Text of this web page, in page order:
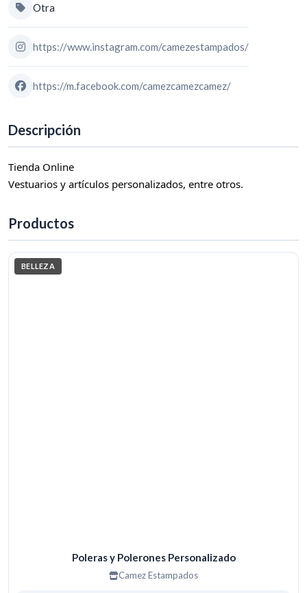
Otra
https://www.instagram.com/camezestampados/
https://m.facebook.com/camezcamezcamez/
Descripción
Tienda Online
Vestuarios y artículos personalizados, entre otros.
Productos
BELLEZA
Poleras y Polerones Personalizado
Camez Estampados